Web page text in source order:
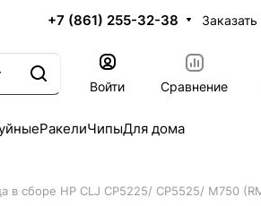
+7 (861) 255-32-38 Заказать
Войти
Сравнение
РакелиЧипыДля дома
в сборе HP CLJ CP5225/ CP5525/ M750